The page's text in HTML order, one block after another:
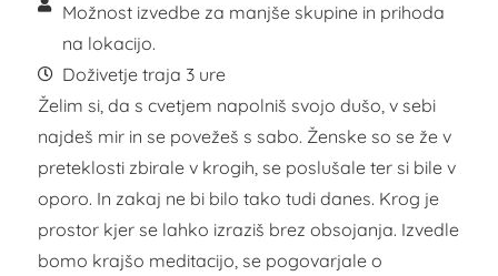
Možnost izvedbe za manjše skupine in prihoda
na lokacijo.
Doživetje traja 3 ure
Želim si, da s cvetjem napolniš svojo dušo, v sebi
najdeš mir in se povežeš s sabo. Ženske so se že v
preteklosti zbirale v krogih, se poslušale ter si bile v
oporo. In zakaj ne bi bilo tako tudi danes. Krog je
prostor kjer se lahko izraziš brez obsojanja. Izvedle
bomo krajšo meditacijo, se pogovarjale o